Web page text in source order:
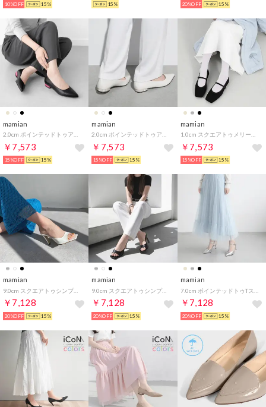
10%OFF 15% 15% 20%OFF 15%
mamian
￥7,573
15%OFF 15%
mamian
￥7,573
15%OFF 15%
mamian
￥7,573
15%OFF 15%
mamian
￥7,128
20%OFF 15%
mamian
￥7,128
20%OFF 15%
mamian
￥7,128
20%OFF 15%